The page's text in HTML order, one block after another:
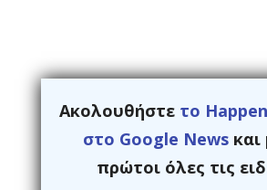
Ακολουθήστε το
στο Google News
πρώτοι όλες τις